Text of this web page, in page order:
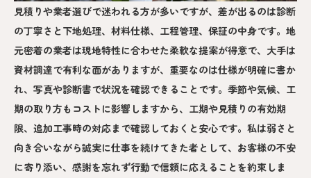
見積りや業者選びで迷われる方が多いですが、差が出るのは診断
の丁寧さと下地処理、材料仕様、工程管理、保証の中身です。地
元密着の業者は現地特性に合わせた柔軟な提案が得意で、大手は
資材調達で有利な面がありますが、重要なのは仕様が明確に書か
れ、写真や診断書で状況を確認できることです。季節や気候、工
期の取り方もコストに影響しますから、工期や見積りの有効期
限、追加工事時の対応まで確認しておくと安心です。私は弱さと
向き合いながら誠実に仕事を続けてきた者として、お客様の不安
に寄り添い、感謝を忘れず行動で信頼に応えることを約束しま